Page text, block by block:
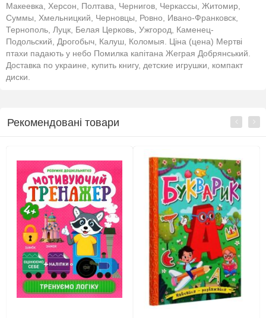
Макеевка, Херсон, Полтава, Чернигов, Черкассы, Житомир,
Суммы, Хмельницкий, Черновцы, Ровно, Ивано-Франковск,
Тернополь, Луцк, Белая Церковь, Ужгород, Каменец-
Подольский, Дрогобыч, Калуш, Коломыя. Ціна (цена) Мертві
птахи падають у небо Помилка капітана Жеграя Добрянський.
Доставка по украине, купить книгу, детские игрушки, компакт
диски.
Рекомендовані товари